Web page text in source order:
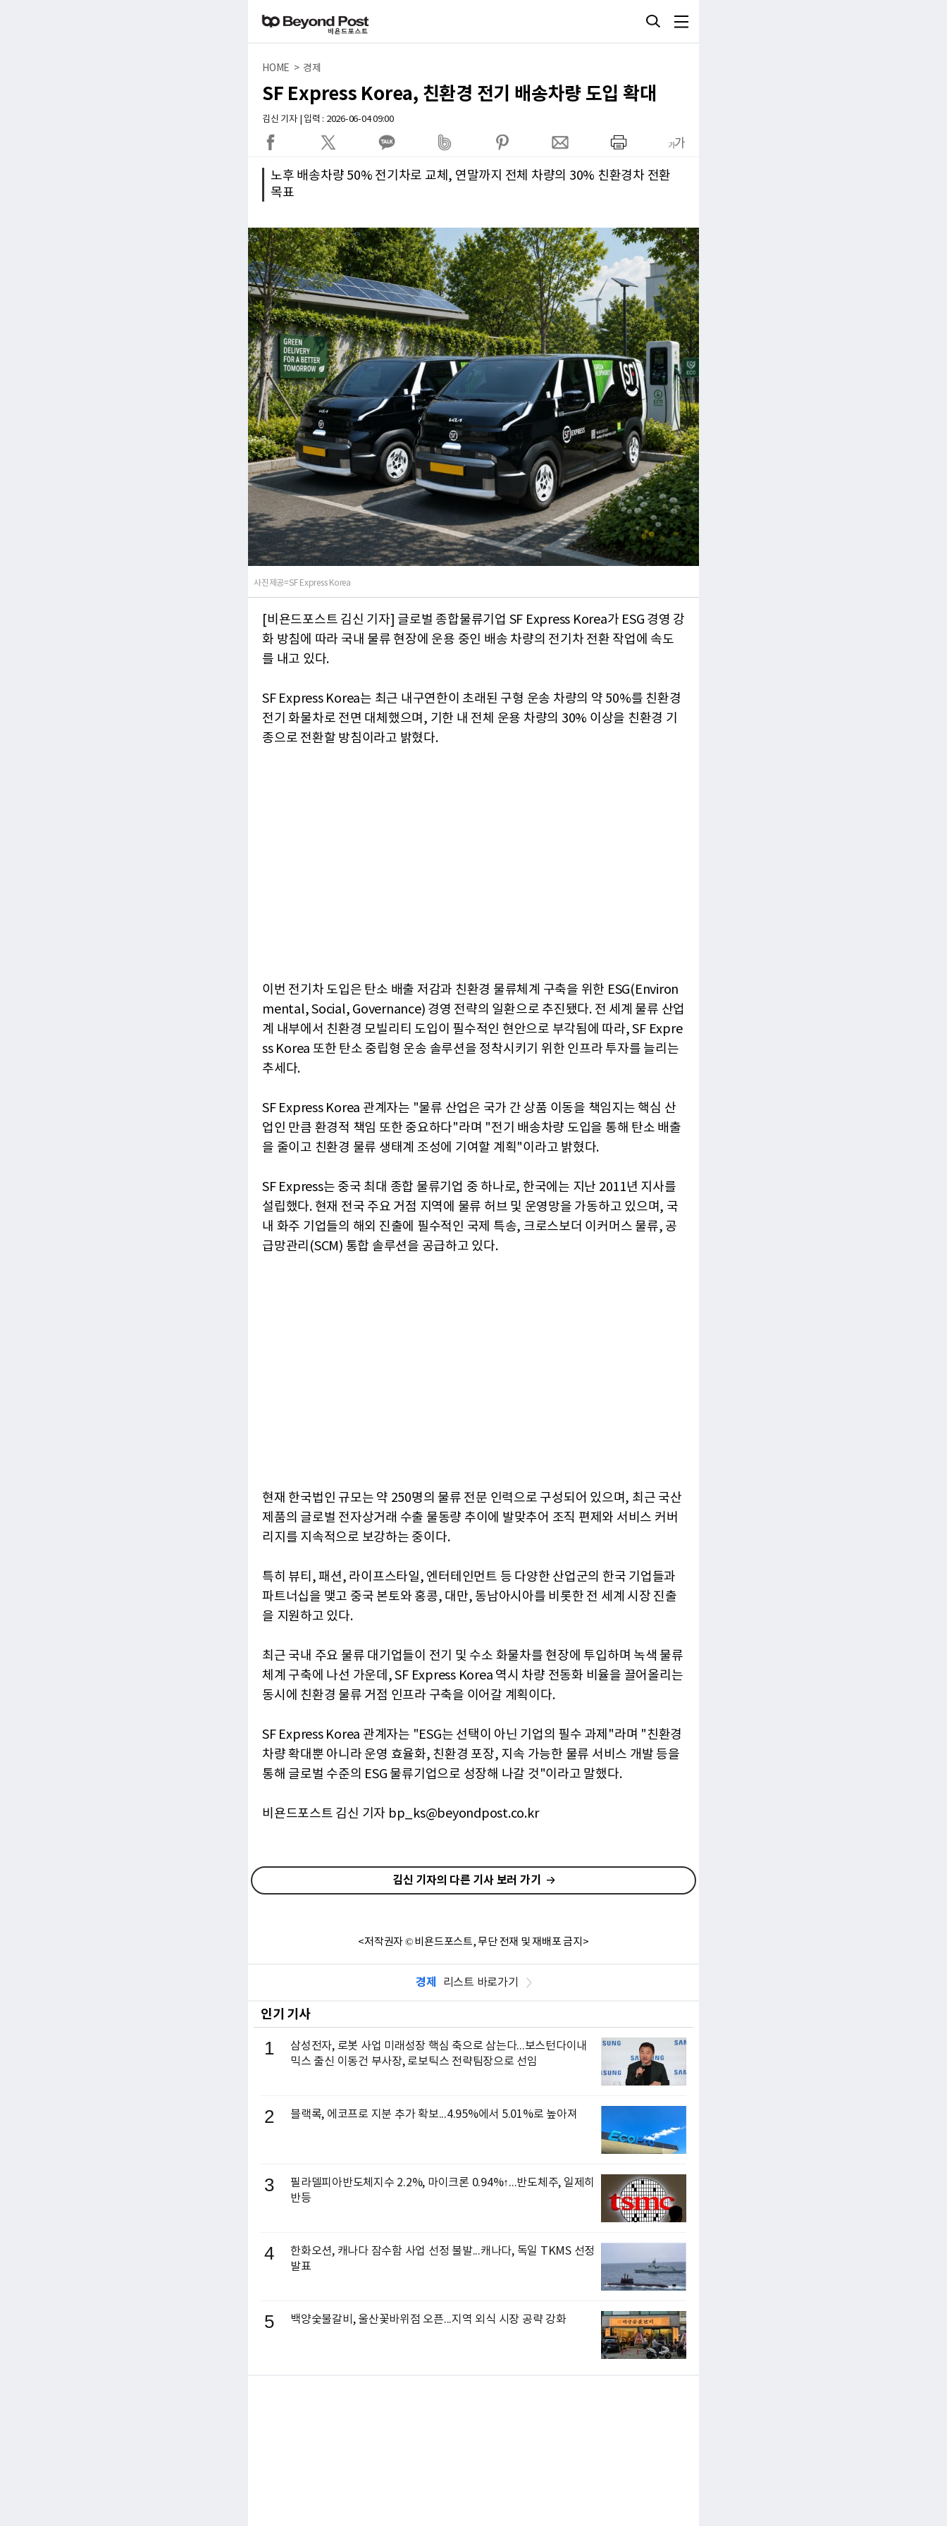
HOME > 경제
SF Express Korea, 친환경 전기 배송차량 도입 확대
김신 기자 | 입력 : 2026-06-04 09:00
노후 배송차량 50% 전기차로 교체, 연말까지 전체 차량의 30% 친환경차 전환
목표
사진제공=SF Express Korea
[비욘드포스트 김신 기자] 글로벌 종합물류기업 SF Express Korea가 ESG 경영 강
화 방침에 따라 국내 물류 현장에 운용 중인 배송 차량의 전기차 전환 작업에 속도
를 내고 있다.
SF Express Korea는 최근 내구연한이 초래된 구형 운송 차량의 약 50%를 친환경
전기 화물차로 전면 대체했으며, 기한 내 전체 운용 차량의 30% 이상을 친환경 기
종으로 전환할 방침이라고 밝혔다.
이번 전기차 도입은 탄소 배출 저감과 친환경 물류체계 구축을 위한 ESG(Environ
mental, Social, Governance) 경영 전략의 일환으로 추진됐다. 전 세계 물류 산업
계 내부에서 친환경 모빌리티 도입이 필수적인 현안으로 부각됨에 따라, SF Expre
ss Korea 또한 탄소 중립형 운송 솔루션을 정착시키기 위한 인프라 투자를 늘리는
추세다.
SF Express Korea 관계자는 "물류 산업은 국가 간 상품 이동을 책임지는 핵심 산
업인 만큼 환경적 책임 또한 중요하다"라며 "전기 배송차량 도입을 통해 탄소 배출
을 줄이고 친환경 물류 생태계 조성에 기여할 계획"이라고 밝혔다.
SF Express는 중국 최대 종합 물류기업 중 하나로, 한국에는 지난 2011년 지사를
설립했다. 현재 전국 주요 거점 지역에 물류 허브 및 운영망을 가동하고 있으며, 국
내 화주 기업들의 해외 진출에 필수적인 국제 특송, 크로스보더 이커머스 물류, 공
급망관리(SCM) 통합 솔루션을 공급하고 있다.
현재 한국법인 규모는 약 250명의 물류 전문 인력으로 구성되어 있으며, 최근 국산
제품의 글로벌 전자상거래 수출 물동량 추이에 발맞추어 조직 편제와 서비스 커버
리지를 지속적으로 보강하는 중이다.
특히 뷰티, 패션, 라이프스타일, 엔터테인먼트 등 다양한 산업군의 한국 기업들과
파트너십을 맺고 중국 본토와 홍콩, 대만, 동남아시아를 비롯한 전 세계 시장 진출
을 지원하고 있다.
최근 국내 주요 물류 대기업들이 전기 및 수소 화물차를 현장에 투입하며 녹색 물류
체계 구축에 나선 가운데, SF Express Korea 역시 차량 전동화 비율을 끌어올리는
동시에 친환경 물류 거점 인프라 구축을 이어갈 계획이다.
SF Express Korea 관계자는 "ESG는 선택이 아닌 기업의 필수 과제"라며 "친환경
차량 확대뿐 아니라 운영 효율화, 친환경 포장, 지속 가능한 물류 서비스 개발 등을
통해 글로벌 수준의 ESG 물류기업으로 성장해 나갈 것"이라고 말했다.
비욘드포스트 김신 기자 bp_ks@beyondpost.co.kr
김신 기자의 다른 기사 보러 가기
<저작권자 © 비욘드포스트, 무단 전재 및 재배포 금지>
경제 리스트 바로가기
인기 기사
1
삼성전자, 로봇 사업 미래성장 핵심 축으로 삼는다...보스턴다이내
믹스 출신 이동건 부사장, 로보틱스 전략팀장으로 선임
2 블랙록, 에코프로 지분 추가 확보...4.95%에서 5.01%로 높아져
3
필라델피아반도체지수 2.2%, 마이크론 0.94%↑...반도체주, 일제히
반등
4
한화오션, 캐나다 잠수함 사업 선정 불발...캐나다, 독일 TKMS 선정
발표
5 백양숯불갈비, 울산꽃바위점 오픈...지역 외식 시장 공략 강화